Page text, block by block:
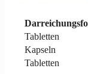
Tabletten
Kapseln
Tabletten